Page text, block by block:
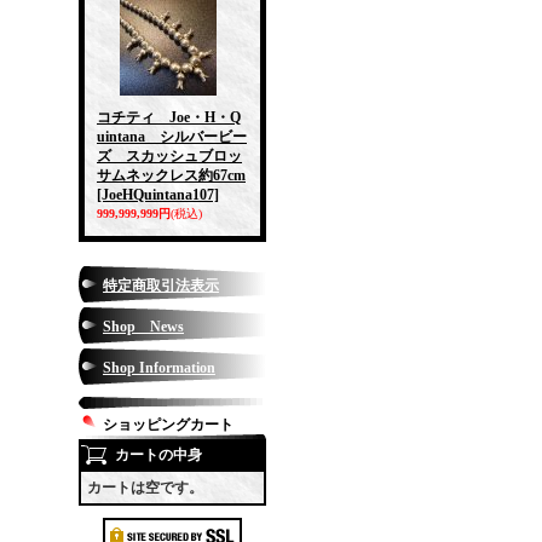
コチティ Joe・H・Q
uintana シルバービー
ズ スカッシュブロッ
サムネックレス約67cm
[JoeHQuintana107]
999,999,999円(税込)
特定商取引法表示
Shop News
Shop Information
ショッピングカート
カートの中身
カートは空です。